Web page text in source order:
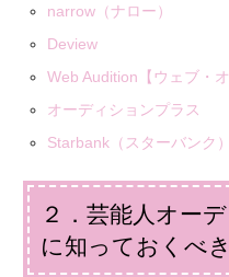
narrow（ナロー）
Deview
Web Audition【ウェブ・
オーディションプラス
Starbank（スターバンク）
２．芸能人オー
に知っておくべ